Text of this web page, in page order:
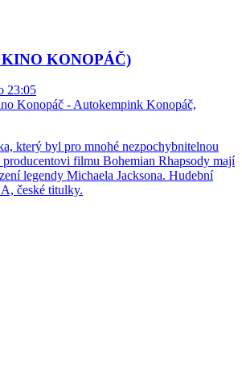
KONOPÁČ)
23:05
Konopáč - Autokempink Konopáč,
který byl pro mnohé nezpochybnitelnou
filmu Bohemian Rhapsody mají
legendy Michaela Jacksona. Hudební
české titulky.